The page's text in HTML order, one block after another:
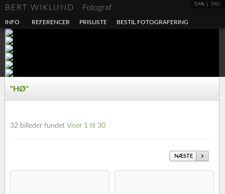
DAN ENG
BERT WIKLUND Fotograf
INFO REFERENCER PRISLISTE BESTIL FOTOGRAFERING
"HØ"
32 billeder fundet Viser 1 til 30
NÆSTE